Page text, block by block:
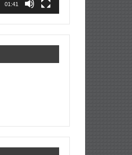
01:41